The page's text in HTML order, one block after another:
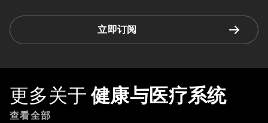
立即订阅
更多关于 健康与医疗系统
查看全部